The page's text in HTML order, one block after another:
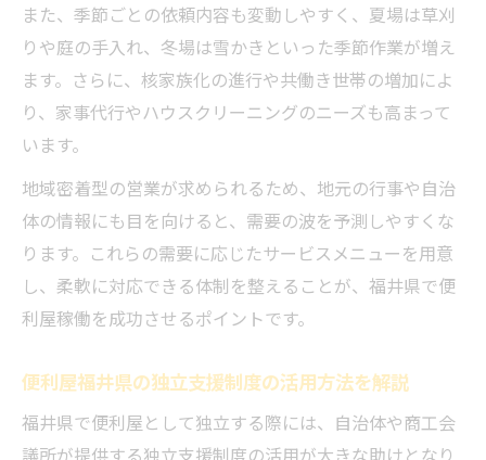
また、季節ごとの依頼内容も変動しやすく、夏場は草刈
りや庭の手入れ、冬場は雪かきといった季節作業が増え
ます。さらに、核家族化の進行や共働き世帯の増加によ
り、家事代行やハウスクリーニングのニーズも高まって
います。
地域密着型の営業が求められるため、地元の行事や自治
体の情報にも目を向けると、需要の波を予測しやすくな
ります。これらの需要に応じたサービスメニューを用意
し、柔軟に対応できる体制を整えることが、福井県で便
利屋稼働を成功させるポイントです。
便利屋福井県の独立支援制度の活用方法を解説
福井県で便利屋として独立する際には、自治体や商工会